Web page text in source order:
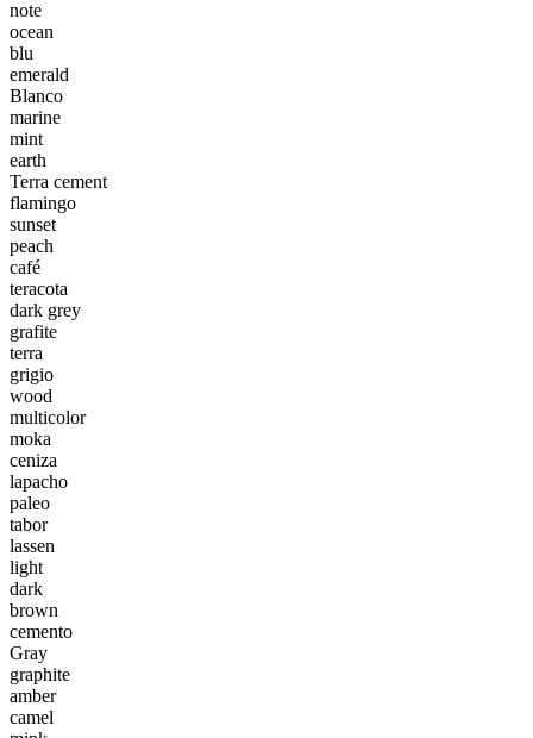
note
ocean
blu
emerald
Blanco
marine
mint
earth
Terra cement
flamingo
sunset
peach
café
teracota
dark grey
grafite
terra
grigio
wood
multicolor
moka
ceniza
lapacho
paleo
tabor
lassen
light
dark
brown
cemento
Gray
graphite
amber
camel